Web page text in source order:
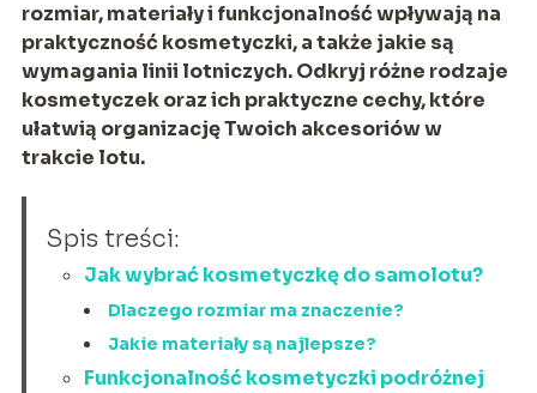
rozmiar, materiały i funkcjonalność wpływają na
praktyczność kosmetyczki, a także jakie są
wymagania linii lotniczych. Odkryj różne rodzaje
kosmetyczek oraz ich praktyczne cechy, które
ułatwią organizację Twoich akcesoriów w
trakcie lotu.
Spis treści:
Jak wybrać kosmetyczkę do samolotu?
Dlaczego rozmiar ma znaczenie?
Jakie materiały są najlepsze?
Funkcjonalność kosmetyczki podróżnej